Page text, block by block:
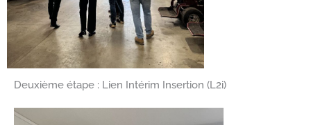
Deuxième étape : Lien Intérim Insertion (L2i)